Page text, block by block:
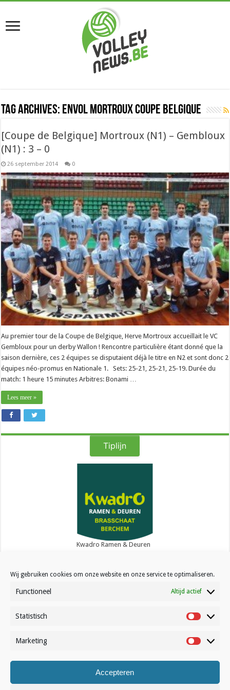
Wij gebruiken cookies om onze website en onze service te optimaliseren.
Functioneel Altijd actief
Statistisch Statistisch
Marketing
Accepteren
Tag Archives: Envol Mortroux coupe Belgique
[Coupe de Belgique] Mortroux (N1) – Gembloux
(N1) : 3 – 0
26 september 2014 0
Au premier tour de la Coupe de Belgique, Herve Mortroux accueillait le VC
Gembloux pour un derby Wallon ! Rencontre particulière étant donné que la
saison dernière, ces 2 équipes se disputaient déjà le titre en N2 et sont donc 2
équipes néo-promus en Nationale 1. Sets: 25-21, 25-21, 25-19. Durée du
match: 1 heure 15 minutes Arbitres: Bonami …
Lees meer »
Tiplijn
Kwadro Ramen & Deuren
Contact
© Volleynews.be2026